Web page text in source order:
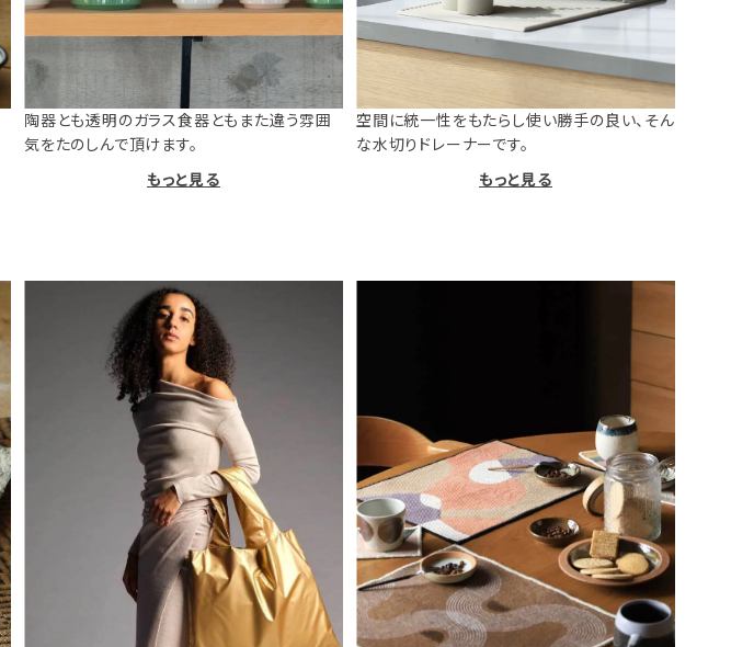
陶器とも透明のガラス食器ともまた違う雰囲
気をたのしんで頂けます。
もっと見る
空間に統一性をもたらし使い勝手の良い、そん
な水切りドレーナーです。
もっと見る